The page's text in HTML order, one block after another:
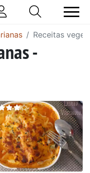
Receitas
-